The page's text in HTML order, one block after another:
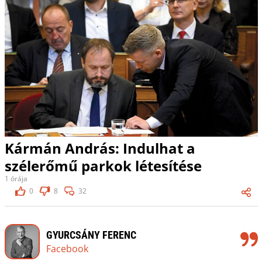
Kármán András: Indulhat a
szélerőmű parkok létesítése
1 órája
0
8 32
GYURCSÁNY FERENC
Facebook